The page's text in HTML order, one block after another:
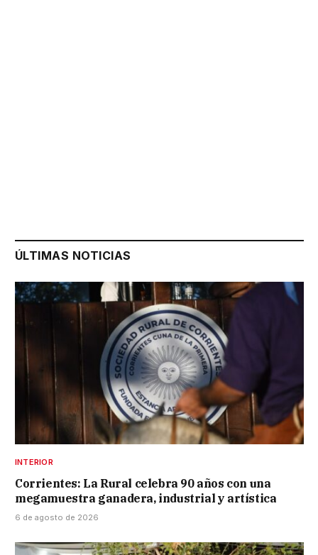
ÚLTIMAS NOTICIAS
INTERIOR
Corrientes: La Rural celebra 90 años con una
megamuestra ganadera, industrial y artística
6 de agosto de 2026